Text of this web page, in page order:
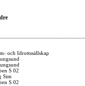
och Idrottssällskap
S 02
Sim
S 02